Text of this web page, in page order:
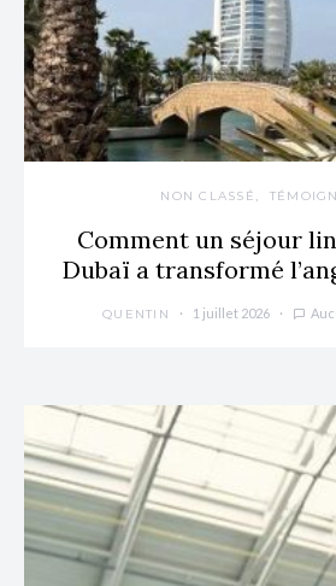
NON CLASSÉ
Comment un séjour
Dubaï a transformé
QUENTIN 1 juillet 2026